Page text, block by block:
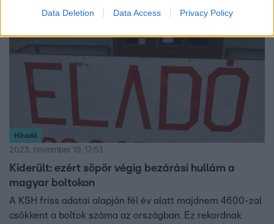
Data Deletion Data Access Privacy Policy
Híradó
2023. november 19. 17:53
Kiderült: ezért söpör végig bezárási hullám a
magyar boltokon
A KSH friss adatai alapján fél év alatt majdnem 4600-zal
csökkent a boltok száma az országban. Ez rekordnak